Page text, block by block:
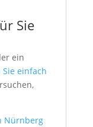
Sie
ein
einfach
Nürnberg